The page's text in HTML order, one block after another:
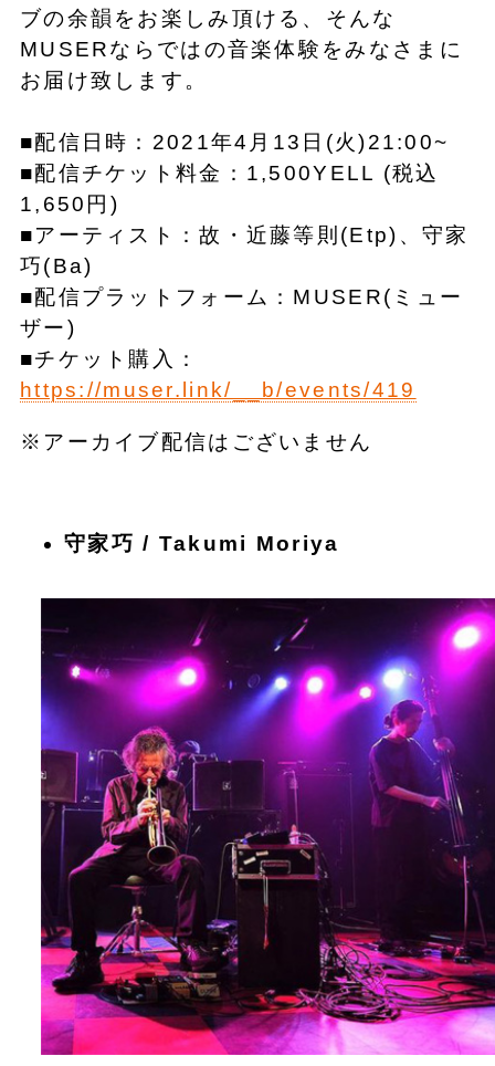
ブの余韻をお楽しみ頂ける、そんな
MUSERならではの音楽体験をみなさまに
お届け致します。
■配信日時：2021年4月13日(火)21:00~
■配信チケット料金：1,500YELL (税込
1,650円)
■アーティスト：故・近藤等則(Etp)、守家
巧(Ba)
■配信プラットフォーム：MUSER(ミュー
ザー)
■チケット購入：
https://muser.link/__b/events/419
※アーカイブ配信はございません
守家巧 / Takumi Moriya